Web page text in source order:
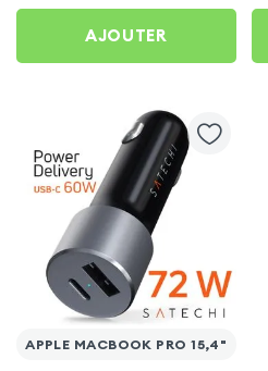
AJOUTER
APPLE MACBOOK PRO 15,4"